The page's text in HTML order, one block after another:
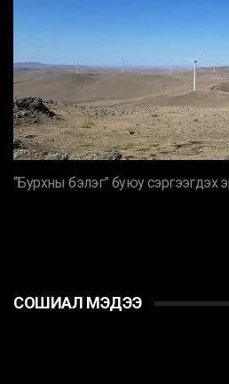
“Бурхны бэлэг” буюу сэргээгдэх
СОШИАЛ МЭДЭЭ